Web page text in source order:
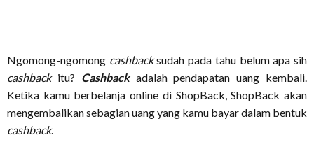
Ngomong-ngomong cashbacksudah pada tahu belum apa sih
cashbackitu? Cashback adalah pendapatan uang kembali.
Ketika kamu berbelanja online di ShopBack, ShopBack akan
mengembalikan sebagian uang yang kamu bayar dalam bentuk
cashback.